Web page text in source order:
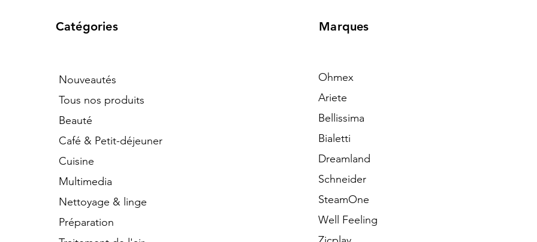
Catégories
Nouveautés
Tous nos produits
Beauté
Café & Petit-déjeuner
Cuisine
Multimedia
Nettoyage & linge
Préparation
Marques
Ohmex
Ariete
Bellissima
Bialetti
Dreamland
Schneider
SteamOne
Well Feeling